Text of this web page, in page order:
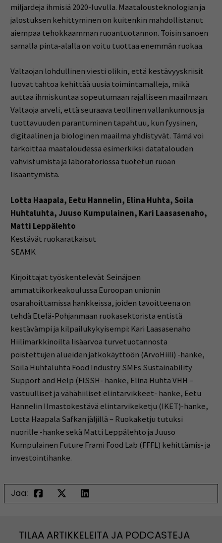
miljardeja ihmisiä 2020-luvulla. Maatalousteknologian ja
jalostuksen kehittyminen on kuitenkin mahdollistanut
aiempaa tehokkaamman ruoantuotannon. Toisin sanoen
samalla pinta-alalla on voitu tuottaa enemmän ruokaa.
Valtaojan lohdullinen viesti olikin, että kestävyyskriisit
luovat tahtoa kehittää uusia toimintamalleja, mikä
auttaa ihmiskuntaa sopeutumaan rajalliseen maailmaan.
Valtaoja arveli, että seuraava teollinen vallankumous ja
tuottavuuden parantuminen tapahtuu, kun fyysinen,
digitaalinen ja biologinen maailma yhdistyvät. Tämä voi
tarkoittaa maataloudessa esimerkiksi datatalouden
vahvistumista ja laboratoriossa tuotetun ruoan
lisääntymistä.
Lotta Haapala, Eetu Hannelin, Elina Huhta, Soila
Huhtaluhta, Juuso Kumpulainen, Kari Laasasenaho,
Matti Leppälehto
Kestävät ruokaratkaisut
SEAMK
Kirjoittajat työskentelevät Seinäjoen
ammattikorkeakoulussa Euroopan unionin
osarahoittamissa hankkeissa, joiden tavoitteena on
tehdä Etelä-Pohjanmaan ruokasektorista entistä
kestävämpi ja kilpailukykyisempi: Kari Laasasenaho
Hiilimarkkinoilta lisäarvoa turvetuotannosta
poistettujen alueiden jatkokäyttöön (ArvoHiili) -hanke,
Soila Huhtaluhta Food Industry SMEs Sustainability
Support and Help (FISSH- hanke, Elina Huhta VHH –
vastuulliset ja vähähiiliset elintarvikkeet- hanke, Eetu
Hannelin Ilmastokestävä elintarvikeketju (IKET)-hanke,
Lotta Haapala Safkan jäljillä – Ruokaketju tutuksi
nuorille -hanke sekä Matti Leppälehto ja Juuso
Kumpulainen Future Frami Food Lab (FFFL) kehittämis- ja
investointihanke.
Jaa:
TILAA ARTIKKELEITA JA PODCASTEJA